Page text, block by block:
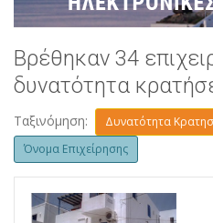
Βρέθηκαν 34
δυνατότητα
Ταξινόμηση: Δυνατότητα
Όνομα Επιχείρησης